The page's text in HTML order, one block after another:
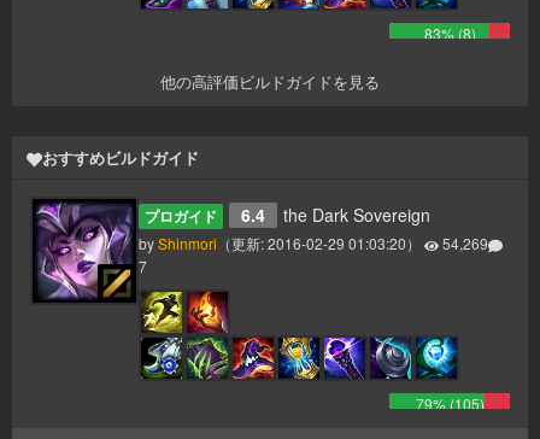
83% (8)
他の高評価ビルドガイドを見る
おすすめビルドガイド
プロガイド 6.4 the Dark Sovereign
byShinmori （更新:2016-02-29 01:03:20）
54,269
7
79% (105)